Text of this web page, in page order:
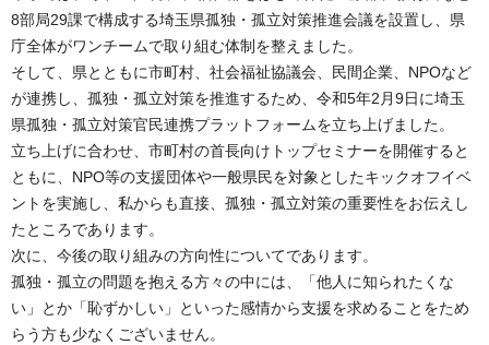
8部局29課で構成する埼玉県孤独・孤立対策推進会議を設置し、県
庁全体がワンチームで取り組む体制を整えました。
そして、県とともに市町村、社会福祉協議会、民間企業、NPOなど
が連携し、孤独・孤立対策を推進するため、令和5年2月9日に埼玉
県孤独・孤立対策官民連携プラットフォームを立ち上げました。
立ち上げに合わせ、市町村の首長向けトップセミナーを開催すると
ともに、NPO等の支援団体や一般県民を対象としたキックオフイベ
ントを実施し、私からも直接、孤独・孤立対策の重要性をお伝えし
たところであります。
次に、今後の取り組みの方向性についてであります。
孤独・孤立の問題を抱える方々の中には、「他人に知られたくな
い」とか「恥ずかしい」といった感情から支援を求めることをため
らう方も少なくございません。